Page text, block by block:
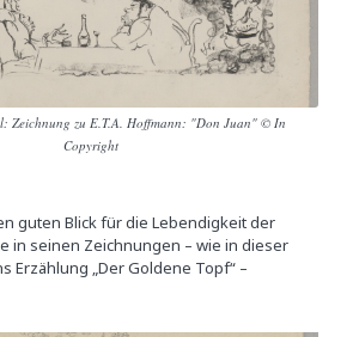
Zeichnung zu E.T.A. Hoffmann: "Don Juan" © In
Copyright
guten Blick für die Lebendigkeit der
in seinen Zeichnungen – wie in dieser
Erzählung „Der Goldene Topf“ –